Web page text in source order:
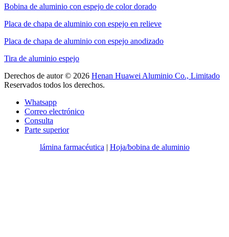
Bobina de aluminio con espejo de color dorado
Placa de chapa de aluminio con espejo en relieve
Placa de chapa de aluminio con espejo anodizado
Tira de aluminio espejo
Derechos de autor © 2026 Henan Huawei Aluminio Co., Limitado
Reservados todos los derechos.
Whatsapp
Correo electrónico
Consulta
Parte superior
lámina farmacéutica | Hoja/bobina de aluminio